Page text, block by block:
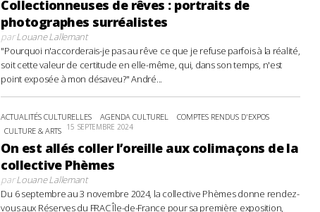
Collectionneuses de rêves : portraits de
photographes surréalistes
parLouane Lallemant
"Pourquoi n'accorderais-je pas au rêve ce que je refuse parfois à la réalité,
soit cette valeur de certitude en elle-même, qui, dans son temps, n'est
point exposée à mon désaveu?" André...
ACTUALITÉS CULTURELLES AGENDA CULTUREL
COMPTES RENDUS D'EXPOS
CULTURE & ARTS 15 SEPTEMBRE 2024
On est allés coller l’oreille aux colimaçons de la
collective Phèmes
parLouane Lallemant
Du 6 septembre au 3 novembre 2024, la collective Phèmes donne rendez-
vous aux Réserves du FRAC Île-de-France pour sa première exposition,